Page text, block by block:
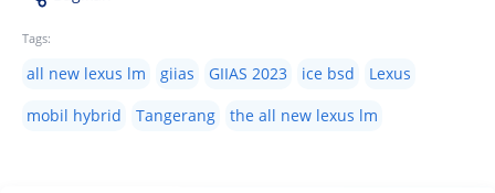
Tags:
all new lexus lm giias GIIAS 2023 ice bsd
Lexus
mobil hybrid
Tangerang the all new lexus lm